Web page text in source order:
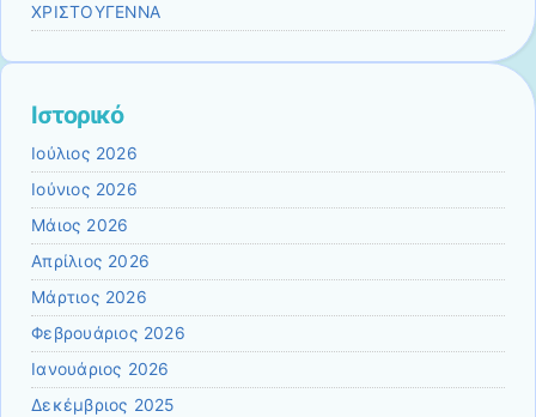
ΧΡΙΣΤΟΥΓΕΝΝΑ
Ιστορικό
Ιούλιος 2026
Ιούνιος 2026
Μάιος 2026
Απρίλιος 2026
Μάρτιος 2026
Φεβρουάριος 2026
Ιανουάριος 2026
Δεκέμβριος 2025